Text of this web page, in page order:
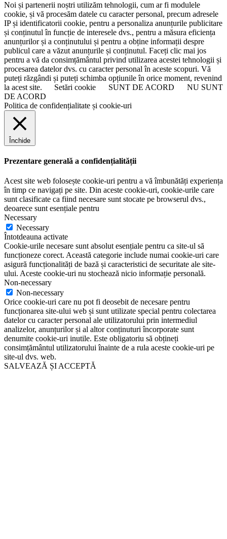
Noi și partenerii noștri utilizăm tehnologii, cum ar fi modulele
cookie, și vă procesăm datele cu caracter personal, precum adresele
IP și identificatorii cookie, pentru a personaliza anunțurile publicitare
și conținutul în funcție de interesele dvs., pentru a măsura eficiența
anunțurilor și a conținutului și pentru a obține informații despre
publicul care a văzut anunțurile și conținutul. Faceți clic mai jos
pentru a vă da consimțământul privind utilizarea acestei tehnologii și
procesarea datelor dvs. cu caracter personal în aceste scopuri. Vă
puteți răzgândi și puteți schimba opțiunile în orice moment, revenind
la acest site.
Setări cookie SUNT DE ACORD
NU SUNT
DE ACORD
Politica de confidențialitate și cookie-uri
Închide
Prezentare generală a confidențialității
Acest site web folosește cookie-uri pentru a vă îmbunătăți experiența
în timp ce navigați pe site. Din aceste cookie-uri, cookie-urile care
sunt clasificate ca fiind necesare sunt stocate pe browserul dvs.,
deoarece sunt esențiale pentru
Necessary
Necessary
Întotdeauna activate
Cookie-urile necesare sunt absolut esențiale pentru ca site-ul să
funcționeze corect. Această categorie include numai cookie-uri care
asigură funcționalități de bază și caracteristici de securitate ale site-
ului. Aceste cookie-uri nu stochează nicio informație personală.
Non-necessary
Non-necessary
Orice cookie-uri care nu pot fi deosebit de necesare pentru
funcționarea site-ului web și sunt utilizate special pentru colectarea
datelor cu caracter personal ale utilizatorului prin intermediul
analizelor, anunțurilor și al altor conținuturi încorporate sunt
denumite cookie-uri inutile. Este obligatoriu să obțineți
consimțământul utilizatorului înainte de a rula aceste cookie-uri pe
site-ul dvs. web.
SALVEAZĂ ȘI ACCEPTĂ